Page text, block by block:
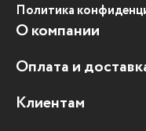
Политика
О компании
Наши клиенты
Отзывы клиентов
Оплата и
Оплата и доставка
Клиентам